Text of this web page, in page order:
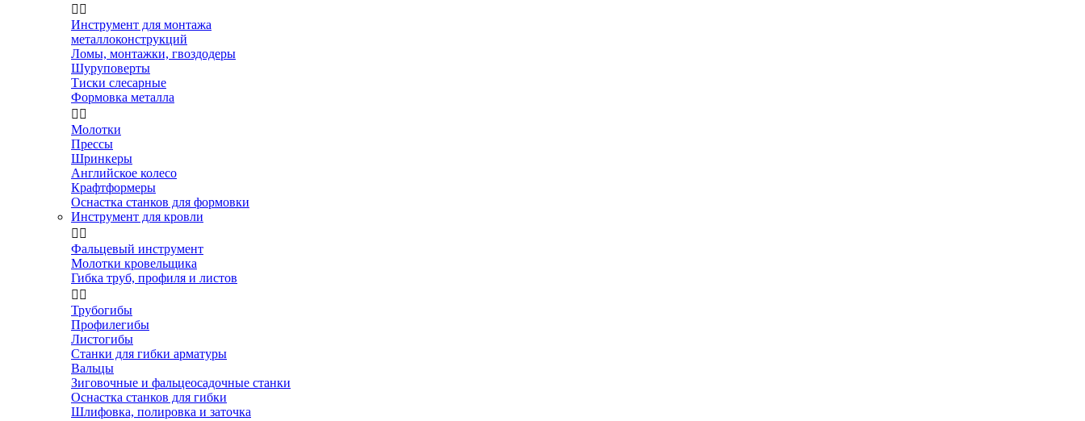
 
Инструмент для монтажа
металлоконструкций
Ломы, монтажки, гвоздодеры
Шуруповерты
Тиски слесарные
Формовка металла
 
Молотки
Прессы
Шринкеры
Английское колесо
Крафтформеры
Оснастка станков для формовки
Инструмент для кровли
 
Фальцевый инструмент
Молотки кровельщика
Гибка труб, профиля и листов
 
Трубогибы
Профилегибы
Листогибы
Станки для гибки арматуры
Вальцы
Зиговочные и фальцеосадочные станки
Оснастка станков для гибки
Шлифовка, полировка и заточка